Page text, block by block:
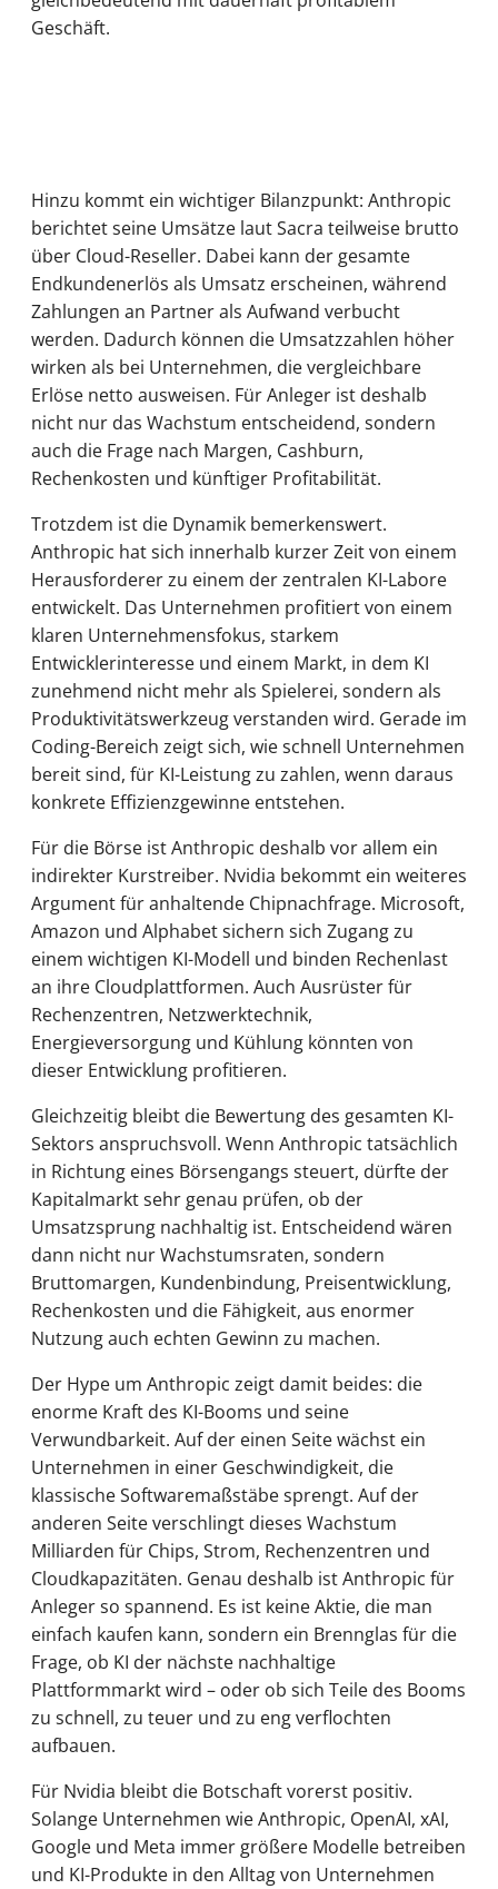
Geschäft.
Hinzu kommt ein wichtiger Bilanzpunkt: Anthropic
berichtet seine Umsätze laut Sacra teilweise brutto
über Cloud-Reseller. Dabei kann der gesamte
Endkundenerlös als Umsatz erscheinen, während
Zahlungen an Partner als Aufwand verbucht
werden. Dadurch können die Umsatzzahlen höher
wirken als bei Unternehmen, die vergleichbare
Erlöse netto ausweisen. Für Anleger ist deshalb
nicht nur das Wachstum entscheidend, sondern
auch die Frage nach Margen, Cashburn,
Rechenkosten und künftiger Profitabilität.
Trotzdem ist die Dynamik bemerkenswert.
Anthropic hat sich innerhalb kurzer Zeit von einem
Herausforderer zu einem der zentralen KI-Labore
entwickelt. Das Unternehmen profitiert von einem
klaren Unternehmensfokus, starkem
Entwicklerinteresse und einem Markt, in dem KI
zunehmend nicht mehr als Spielerei, sondern als
Produktivitätswerkzeug verstanden wird. Gerade im
Coding-Bereich zeigt sich, wie schnell Unternehmen
bereit sind, für KI-Leistung zu zahlen, wenn daraus
konkrete Effizienzgewinne entstehen.
Für die Börse ist Anthropic deshalb vor allem ein
indirekter Kurstreiber. Nvidia bekommt ein weiteres
Argument für anhaltende Chipnachfrage. Microsoft,
Amazon und Alphabet sichern sich Zugang zu
einem wichtigen KI-Modell und binden Rechenlast
an ihre Cloudplattformen. Auch Ausrüster für
Rechenzentren, Netzwerktechnik,
Energieversorgung und Kühlung könnten von
dieser Entwicklung profitieren.
Gleichzeitig bleibt die Bewertung des gesamten KI-
Sektors anspruchsvoll. Wenn Anthropic tatsächlich
in Richtung eines Börsengangs steuert, dürfte der
Kapitalmarkt sehr genau prüfen, ob der
Umsatzsprung nachhaltig ist. Entscheidend wären
dann nicht nur Wachstumsraten, sondern
Bruttomargen, Kundenbindung, Preisentwicklung,
Rechenkosten und die Fähigkeit, aus enormer
Nutzung auch echten Gewinn zu machen.
Der Hype um Anthropic zeigt damit beides: die
enorme Kraft des KI-Booms und seine
Verwundbarkeit. Auf der einen Seite wächst ein
Unternehmen in einer Geschwindigkeit, die
klassische Softwaremaßstäbe sprengt. Auf der
anderen Seite verschlingt dieses Wachstum
Milliarden für Chips, Strom, Rechenzentren und
Cloudkapazitäten. Genau deshalb ist Anthropic für
Anleger so spannend. Es ist keine Aktie, die man
einfach kaufen kann, sondern ein Brennglas für die
Frage, ob KI der nächste nachhaltige
Plattformmarkt wird – oder ob sich Teile des Booms
zu schnell, zu teuer und zu eng verflochten
aufbauen.
Für Nvidia bleibt die Botschaft vorerst positiv.
Solange Unternehmen wie Anthropic, OpenAI, xAI,
Google und Meta immer größere Modelle betreiben
und KI-Produkte in den Alltag von Unternehmen